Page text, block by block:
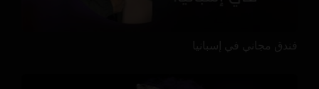
فندق مجاني في إسبانيا